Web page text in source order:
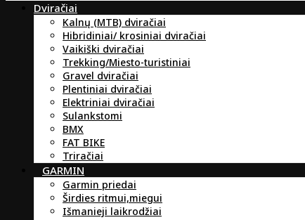
Dviračiai
Kalnų (MTB) dviračiai
Hibridiniai/ krosiniai dviračiai
Vaikiški dviračiai
Trekking/Miesto-turistiniai
Gravel dviračiai
Plentiniai dviračiai
Elektriniai dviračiai
Sulankstomi
BMX
FAT BIKE
Triračiai
GARMIN
Garmin priedai
Širdies ritmui,miegui
Išmanieji laikrodžiai